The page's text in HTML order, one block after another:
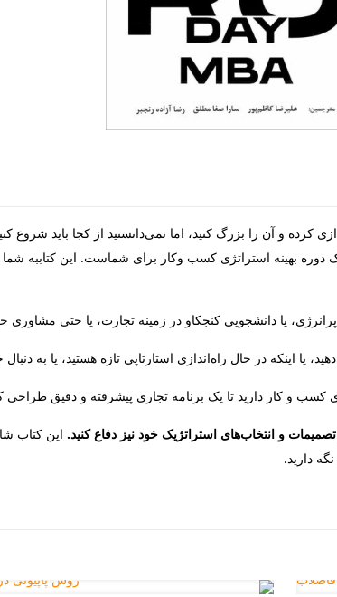
کرده و آن را بزرگ کنید، اما نمی‌دانستید از کجا باید
یا دانشجویی کنجکاو در زمینه تجارت، یا حتی مشاوری
یا اینکه در حال راه‌اندازی استارتاپی تازه هستید، یا به
تصمیمات و انتخاب‌های استراتژیک خود نیز دفاع کنید. این کتاب